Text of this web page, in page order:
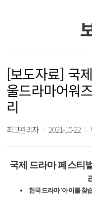
[보도자료] 국
울드라마어워
리
최고관리자 2021-10-22
국제 드라마 페스티
한국 드라마'아이를 찾